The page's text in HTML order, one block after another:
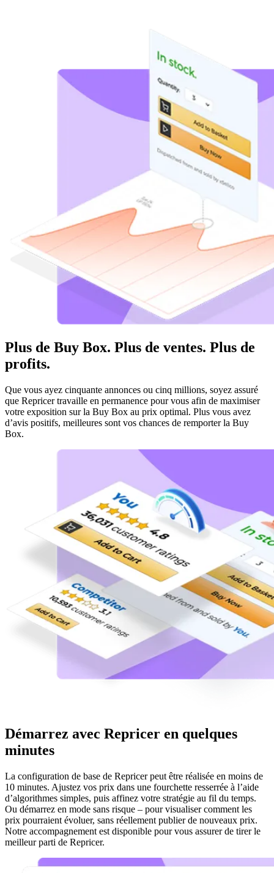
Plus de Buy Box. Plus de ventes. Plus de
profits.
Que vous ayez cinquante annonces ou cinq millions, soyez assuré
que Repricer travaille en permanence pour vous afin de maximiser
votre exposition sur la Buy Box au prix optimal. Plus vous avez
d’avis positifs, meilleures sont vos chances de remporter la Buy
Box.
Démarrez avec Repricer en quelques
minutes
La configuration de base de Repricer peut être réalisée en moins de
10 minutes. Ajustez vos prix dans une fourchette resserrée à l’aide
d’algorithmes simples, puis affinez votre stratégie au fil du temps.
Ou démarrez en mode sans risque – pour visualiser comment les
prix pourraient évoluer, sans réellement publier de nouveaux prix.
Notre accompagnement est disponible pour vous assurer de tirer le
meilleur parti de Repricer.